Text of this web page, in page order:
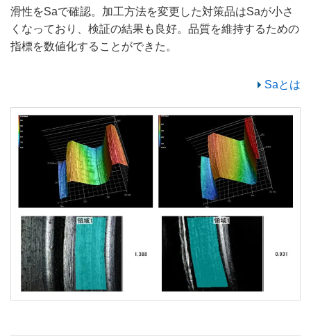
滑性をSaで確認。加工方法を変更した対策品はSaが小さ
くなっており、検証の結果も良好。品質を維持するための
指標を数値化することができた。
Saとは